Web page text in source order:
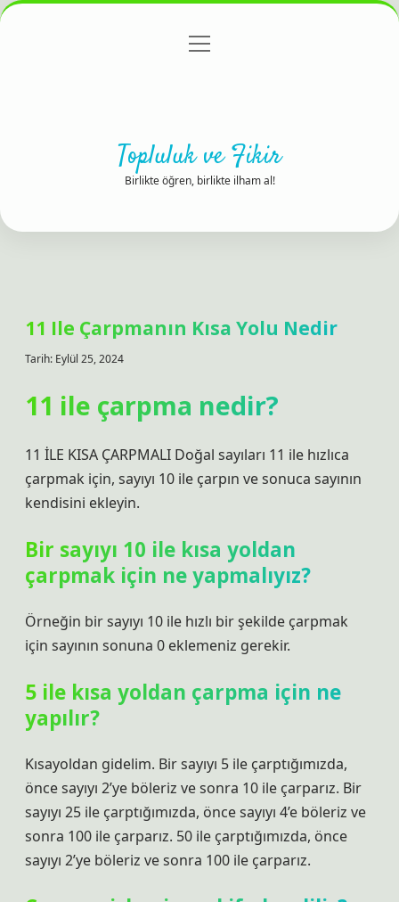
Gizlilik Politikası
menüyü
Topluluk ve Fikir
Birlikte öğren, birlikte ilham al!
11 Ile Çarpmanın Kısa Yolu Nedir
Tarih: Eylül 25, 2024
11 ile çarpma nedir?
11 İLE KISA ÇARPMALI Doğal sayıları 11 ile hızlıca
çarpmak için, sayıyı 10 ile çarpın ve sonuca sayının
kendisini ekleyin.
Bir sayıyı 10 ile kısa yoldan
çarpmak için ne yapmalıyız?
Örneğin bir sayıyı 10 ile hızlı bir şekilde çarpmak
için sayının sonuna 0 eklemeniz gerekir.
5 ile kısa yoldan çarpma için ne
yapılır?
Kısayoldan gidelim. Bir sayıyı 5 ile çarptığımızda,
önce sayıyı 2’ye böleriz ve sonra 10 ile çarparız. Bir
sayıyı 25 ile çarptığımızda, önce sayıyı 4’e böleriz ve
sonra 100 ile çarparız. 50 ile çarptığımızda, önce
sayıyı 2’ye böleriz ve sonra 100 ile çarparız.